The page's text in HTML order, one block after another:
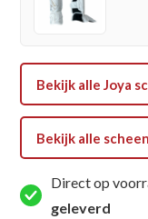
Bekijk alle Joya
Bekijk alle
Direct op
geleverd